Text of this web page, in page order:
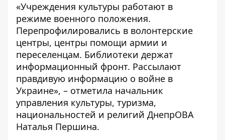
«Учреждения культуры работают в
режиме военного положения.
Перепрофилировались в волонтерские
центры, центры помощи армии и
переселенцам. Библиотеки держат
информационный фронт. Рассылают
правдивую информацию о войне в
Украине», – отметила начальник
управления культуры, туризма,
национальностей и религий ДнепрОВА
Наталья Першина.